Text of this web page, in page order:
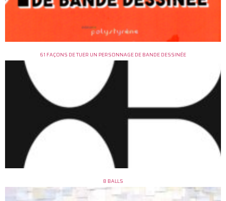
61 FAÇONS DE TUER UN PERSONNAGE DE BANDE DESSINÉE
8 BALLS